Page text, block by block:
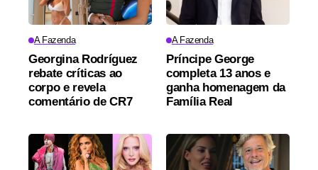
A Fazenda
Georgina Rodríguez
rebate críticas ao
corpo e revela
comentário de CR7
A Fazenda
Príncipe George
completa 13 anos e
ganha homenagem da
Família Real